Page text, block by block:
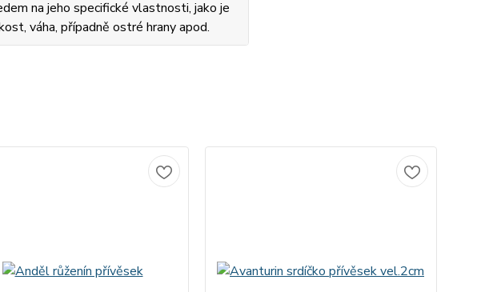
na jeho specifické vlastnosti, jako je
váha, případně ostré hrany apod.